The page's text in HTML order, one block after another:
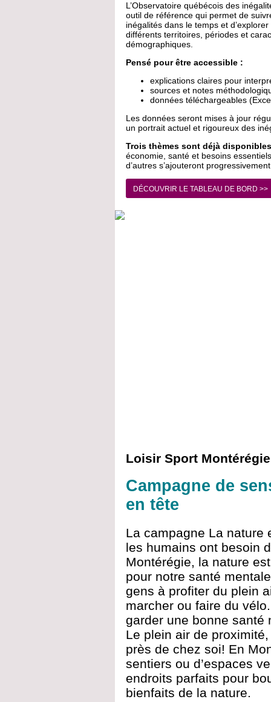
L’Observatoire québécois des
outil de référence qui permet de
inégalités dans le temps et
différents territoires, périodes et
démographiques.
Pensé pour être accessible :
explications claires pour
sources et notes
données téléchargeables
Les données seront mises à jour
un portrait actuel et rigoureux des
Trois thèmes sont déjà
économie, santé et besoins
d’autres s’ajouteront
DÉCOUVRIR LE TABLEAU DE BORD >>
Loisir Sport Montérégie
Campagne de
en tête
La campagne La nature
les humains ont besoin
Montérégie, la nature
pour notre santé
gens à profiter du plein
marcher ou faire du
garder une bonne santé
Le plein air de
près de chez soi! En
sentiers ou d’espaces
endroits parfaits pour
bienfaits de la nature.